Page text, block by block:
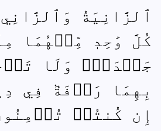
ٱلزَّانِيَةُ
كُلَّ وَٰحِدٖ مِّنۡهُمَا
جَلۡدَةٖۖ وَلَا
بِهِمَا رَأۡفَةٞ فِي
إِن كُنتُمۡ